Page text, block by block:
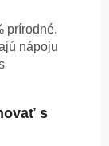
prírodné.
nápoju
s